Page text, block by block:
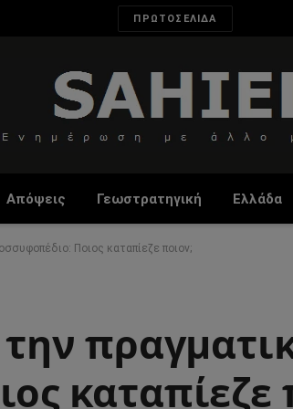
ΠΡΩΤΟΣΕΛΙΔΑ
Απόψεις Γεωστρατηγική Ελλάδα
Ποιος καταπίεζε ποιον;
καταπίεζε